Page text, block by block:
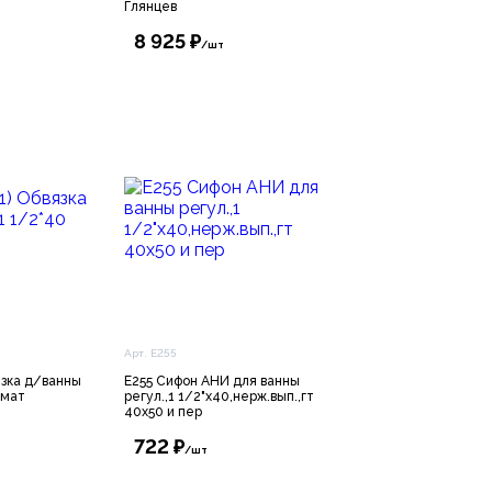
Глянцев
8 925 ₽/шт
д/ванны
Арт. E255
E255 Сифон АНИ для ванны
регул.,1 1/2"х40,нерж.вып.,гт
40х50 и пер
722 ₽/шт